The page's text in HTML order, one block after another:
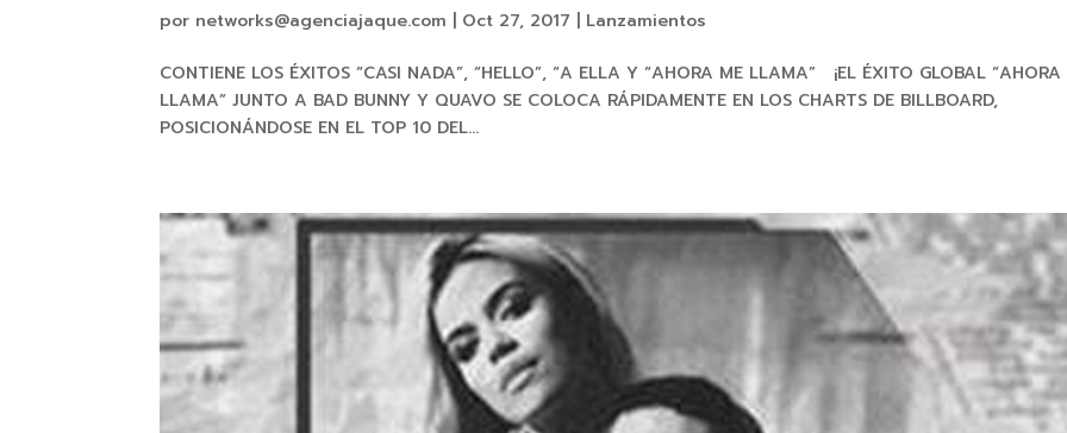
por networks@agenciajaque.com Oct 27, 2017 Lanzamientos
CONTIENE LOS ÉXITOS “CASI NADA”, “HELLO”, “A ELLA Y “AHORA ME LLAMA” ¡EL ÉXITO GLOBAL “AHORA
LLAMA” JUNTO A BAD BUNNY Y QUAVO SE COLOCA RÁPIDAMENTE EN LOS CHARTS DE BILLBOARD,
POSICIONÁNDOSE EN EL TOP 10 DEL...